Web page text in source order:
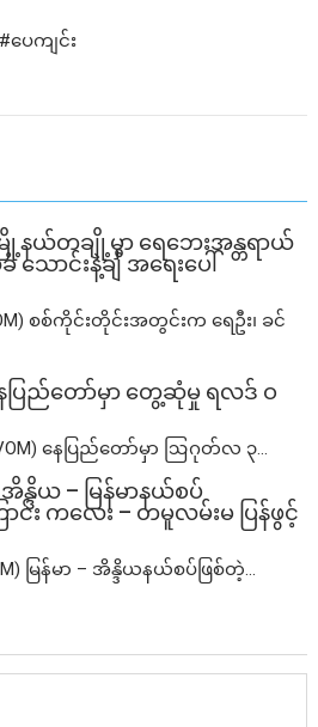
ပေကျင်း
နယ်တချို့မှာ ရေဘေးအန္တရာယ်
သောင်းနဲ့ချီ အရေးပေါ်
စစ်ကိုင်းတိုင်းအတွင်းက ရေဦး၊ ခင်
နေပြည်တော်မှာ တွေ့ဆုံမှု ရလဒ် ဝ
နေပြည်တော်မှာ ဩဂုတ်လ ၃...
န္ဒိယ – မြန်မာနယ်စပ်
း ကလေး – တမူလမ်းမ ပြန်ဖွင့်
မြန်မာ – အိန္ဒိယနယ်စပ်ဖြစ်တဲ့...